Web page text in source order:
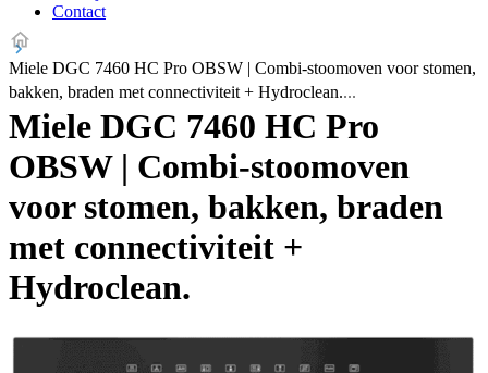
Contact
Miele DGC 7460 HC Pro OBSW | Combi-stoomoven voor stomen,
bakken, braden met connectiviteit + Hydroclean.
Miele DGC 7460 HC Pro
OBSW | Combi-stoomoven
voor stomen, bakken, braden
met connectiviteit +
Hydroclean.